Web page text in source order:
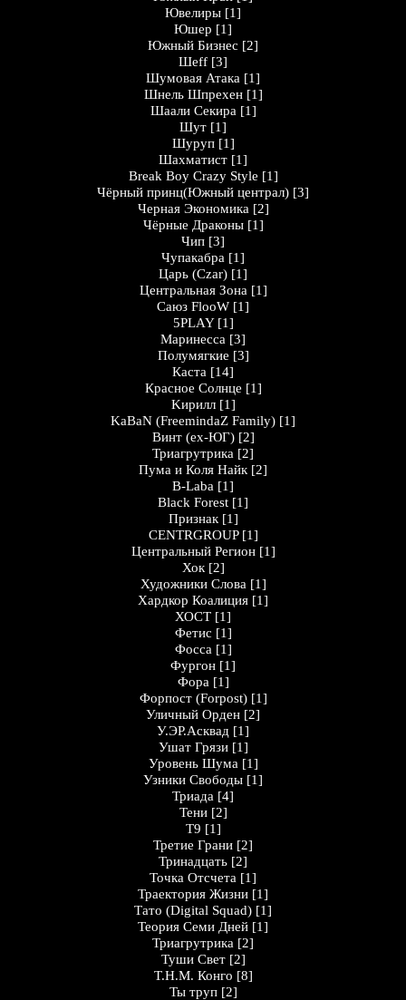
Ювелиры [1]
Юшер [1]
Южный Бизнес [2]
Шеff [3]
Шумовая Атака [1]
Шнель Шпрехен [1]
Шаали Секира [1]
Шут [1]
Шуруп [1]
Шахматист [1]
Break Boy Crazy Style [1]
Чёрный принц(Южный централ) [3]
Черная Экономика [2]
Чёрные Драконы [1]
Чип [3]
Чупакабра [1]
Царь (Czar) [1]
Центральная Зона [1]
Саюз FlooW [1]
5PLAY [1]
Маринесса [3]
Полумягкие [3]
Каста [14]
Кpaснoе Солнцe [1]
Kирилл [1]
KaBaN (FreemindaZ Family) [1]
Винт (ex-ЮГ) [2]
Триагрутрика [2]
Пума и Коля Найк [2]
B-Laba [1]
Black Forest [1]
Признак [1]
CENTRGROUP [1]
Центральный Регион [1]
Хок [2]
Художники Слова [1]
Хардкор Коалиция [1]
ХОСТ [1]
Фетис [1]
Фосса [1]
Фургон [1]
Фора [1]
Форпост (Forpost) [1]
Уличный Орден [2]
У.ЭР.Асквад [1]
Ушат Грязи [1]
Уровень Шума [1]
Узники Свободы [1]
Триада [4]
Тени [2]
Т9 [1]
Третие Грани [2]
Тринадцать [2]
Точка Отсчета [1]
Траектория Жизни [1]
Тато (Digital Squad) [1]
Теория Семи Дней [1]
Триагрутрика [2]
Туши Cвет [2]
Т.Н.М. Конго [8]
Ты труп [2]